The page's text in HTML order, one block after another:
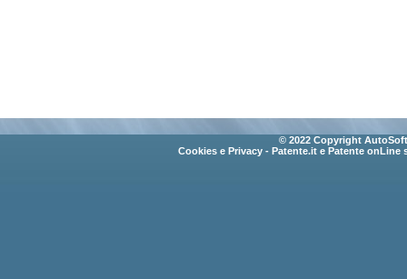
© 2022 Copyright
Cookies e Privacy - Patente.it e Patente onLine